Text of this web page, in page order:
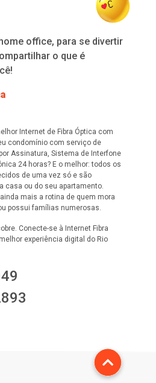
office, para se divertir
o que é
Internet de Fibra Óptica com
condomínio com serviço de
Assinatura, Sistema de Interfone
24 horas? E o melhor: todos os
de uma vez só e são
casa ou do seu apartamento.
mais a rotina de quem mora
possui famílias numerosas.
Conecte-se à Internet Fibra
experiência digital do Rio